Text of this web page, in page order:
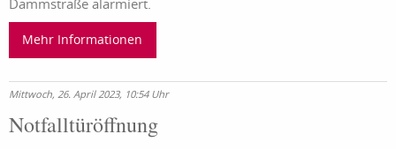
Dammstraße alarmiert.
Mehr Informationen
Mittwoch, 26. April 2023, 10:54 Uhr
Notfalltüröffnung